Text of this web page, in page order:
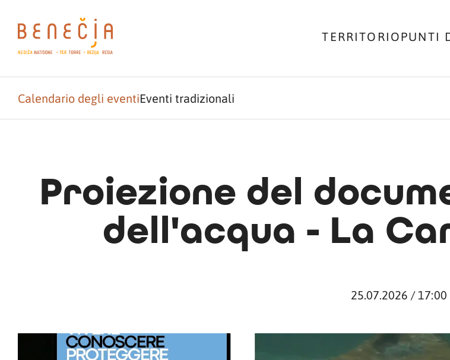
TERRITORIOPUNTI
Calendario degli eventiEventi tradizionali
Proiezione del
dell'acqua - La
25.07.2026 / 17:00